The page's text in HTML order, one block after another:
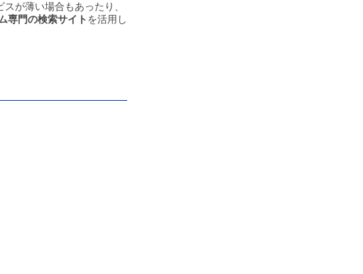
が薄い場合もあったり、
専門の検索サイト を活用し